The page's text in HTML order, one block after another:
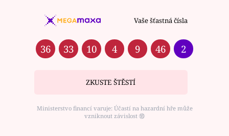
Vaše šťastná čísla
36 33 10 4 9 46 2
ZKUSTE ŠTĚSTÍ
Ministerstvo financí varuje: Účastí na hazardní hře může
vzniknout závislost ⑱